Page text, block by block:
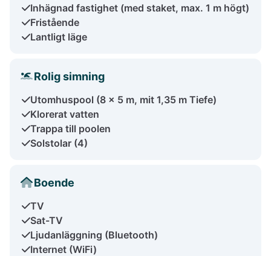
Inhägnad fastighet (med staket, max. 1 m högt)
Fristående
Lantligt läge
Rolig simning
Utomhuspool (8 x 5 m, mit 1,35 m Tiefe)
Klorerat vatten
Trappa till poolen
Solstolar (4)
Boende
TV
Sat-TV
Ljudanläggning (Bluetooth)
Internet (WiFi)